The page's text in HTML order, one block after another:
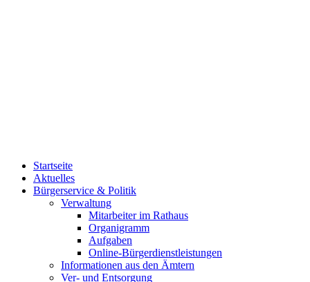
Startseite
Aktuelles
Bürgerservice & Politik
Verwaltung
Mitarbeiter im Rathaus
Organigramm
Aufgaben
Online-Bürgerdienstleistungen
Informationen aus den Ämtern
Ver- und Entsorgung